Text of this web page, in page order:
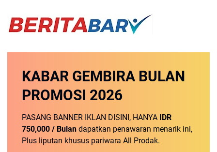
KABAR GEMBIRA BULAN
PROMOSI 2026
PASANG BANNER IKLAN DISINI, HANYA IDR
750,000 / Bulan dapatkan penawaran menarik ini,
Plus liputan khusus pariwara All Prodak.